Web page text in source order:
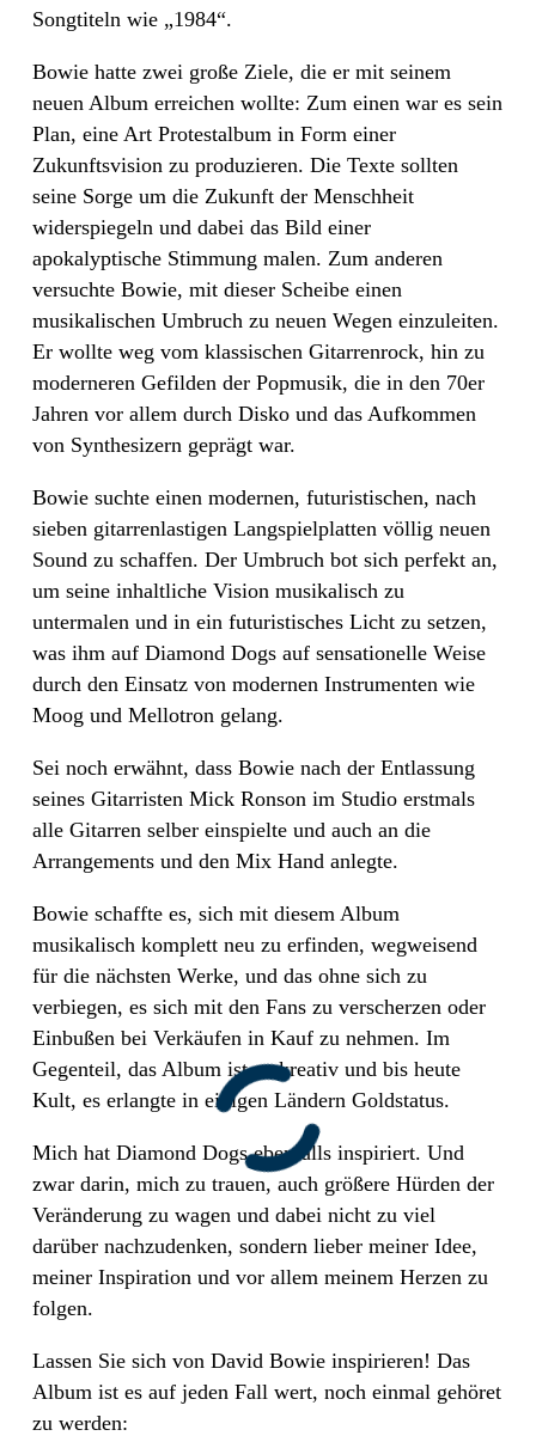
Songtiteln wie „1984“.
Bowie hatte zwei große Ziele, die er mit seinem
neuen Album erreichen wollte: Zum einen war es sein
Plan, eine Art Protestalbum in Form einer
Zukunftsvision zu produzieren. Die Texte sollten
seine Sorge um die Zukunft der Menschheit
widerspiegeln und dabei das Bild einer
apokalyptische Stimmung malen. Zum anderen
versuchte Bowie, mit dieser Scheibe einen
musikalischen Umbruch zu neuen Wegen einzuleiten.
Er wollte weg vom klassischen Gitarrenrock, hin zu
moderneren Gefilden der Popmusik, die in den 70er
Jahren vor allem durch Disko und das Aufkommen
von Synthesizern geprägt war.
Bowie suchte einen modernen, futuristischen, nach
sieben gitarrenlastigen Langspielplatten völlig neuen
Sound zu schaffen. Der Umbruch bot sich perfekt an,
um seine inhaltliche Vision musikalisch zu
untermalen und in ein futuristisches Licht zu setzen,
was ihm auf Diamond Dogs auf sensationelle Weise
durch den Einsatz von modernen Instrumenten wie
Moog und Mellotron gelang.
Sei noch erwähnt, dass Bowie nach der Entlassung
seines Gitarristen Mick Ronson im Studio erstmals
alle Gitarren selber einspielte und auch an die
Arrangements und den Mix Hand anlegte.
Bowie schaffte es, sich mit diesem Album
musikalisch komplett neu zu erfinden, wegweisend
für die nächsten Werke, und das ohne sich zu
verbiegen, es sich mit den Fans zu verscherzen oder
Einbußen bei Verkäufen in Kauf zu nehmen. Im
Gegenteil, das Album ist so kreativ und bis heute
Kult, es erlangte in einigen Ländern Goldstatus.
Mich hat Diamond Dogs ebenfalls inspiriert. Und
zwar darin, mich zu trauen, auch größere Hürden der
Veränderung zu wagen und dabei nicht zu viel
darüber nachzudenken, sondern lieber meiner Idee,
meiner Inspiration und vor allem meinem Herzen zu
folgen.
Lassen Sie sich von David Bowie inspirieren! Das
Album ist es auf jeden Fall wert, noch einmal gehöret
zu werden: